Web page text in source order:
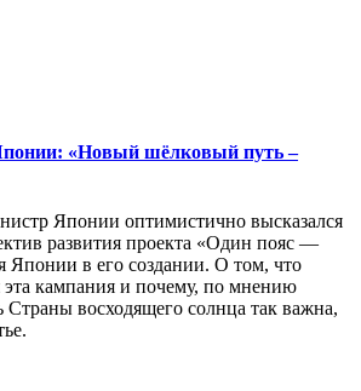
«Новый шёлковый путь –
Японии оптимистично высказался
развития проекта «Один пояс —
Японии в его создании. О том, что
эта кампания и почему, по мнению
восходящего солнца так важна,